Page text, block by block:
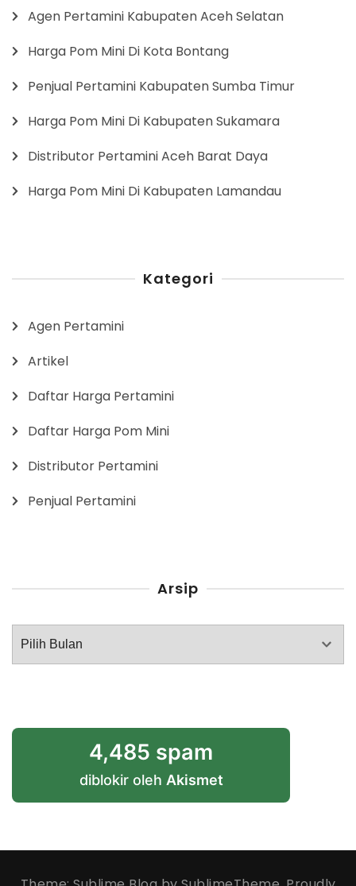
Agen Pertamini Kabupaten Aceh Selatan
Harga Pom Mini Di Kota Bontang
Penjual Pertamini Kabupaten Sumba Timur
Harga Pom Mini Di Kabupaten Sukamara
Distributor Pertamini Aceh Barat Daya
Harga Pom Mini Di Kabupaten Lamandau
Kategori
Agen Pertamini
Artikel
Daftar Harga Pertamini
Daftar Harga Pom Mini
Distributor Pertamini
Penjual Pertamini
Arsip
Arsip
4,485 spam
diblokir oleh Akismet